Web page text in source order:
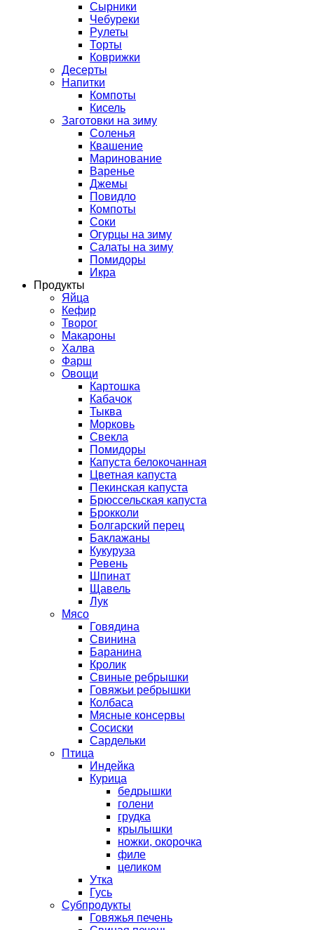
Сырники
Чебуреки
Рулеты
Торты
Коврижки
Десерты
Напитки
Компоты
Кисель
Заготовки на зиму
Соленья
Квашение
Маринование
Варенье
Джемы
Повидло
Компоты
Соки
Огурцы на зиму
Салаты на зиму
Помидоры
Икра
Продукты
Яйца
Кефир
Творог
Макароны
Халва
Фарш
Овощи
Картошка
Кабачок
Тыква
Морковь
Свекла
Помидоры
Капуста белокочанная
Цветная капуста
Пекинская капуста
Брюссельская капуста
Брокколи
Болгарский перец
Баклажаны
Кукуруза
Ревень
Шпинат
Щавель
Лук
Мясо
Говядина
Свинина
Баранина
Кролик
Свиные ребрышки
Говяжьи ребрышки
Колбаса
Мясные консервы
Сосиски
Сардельки
Птица
Индейка
Курица
бедрышки
голени
грудка
крылышки
ножки, окорочка
филе
целиком
Утка
Гусь
Субпродукты
Говяжья печень